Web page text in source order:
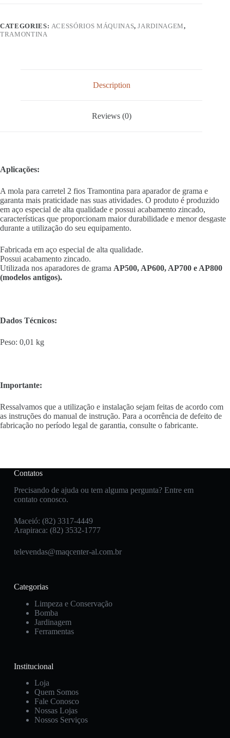
CATEGORIES: ACESSÓRIOS MÁQUINAS,JARDINAGEM,
TRAMONTINA
Description
Reviews (0)
Aplicações:
A mola para carretel 2 fios Tramontina para aparador de grama e
garanta mais praticidade nas suas atividades. O produto é produzido
em aço especial de alta qualidade e possui acabamento zincado,
características que proporcionam maior durabilidade e menor desgaste
durante a utilização do seu equipamento.
Fabricada em aço especial de alta qualidade.
Possui acabamento zincado.
Utilizada nos aparadores de grama AP500, AP600, AP700 e AP800
(modelos antigos).
Dados Técnicos:
Peso: 0,01 kg
Importante:
Ressalvamos que a utilização e instalação sejam feitas de acordo com
as instruções do manual de instrução. Para a ocorrência de defeito de
fabricação no período legal de garantia, consulte o fabricante.
Contatos
Precisando de ajuda ou tem alguma pergunta? Entre em
contato conosco.
Maceió: (82) 3317-4449
Arapiraca: (82) 3532-1777
televendas@maqcenter-al.com.br
Categorias
Limpeza e Conservação
Bomba
Jardinagem
Ferramentas
Institucional
Loja
Quem Somos
Fale Conosco
Nossas Lojas
Nossos Serviços